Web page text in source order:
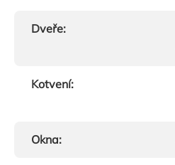
Dveře:
Kotvení:
Okna: